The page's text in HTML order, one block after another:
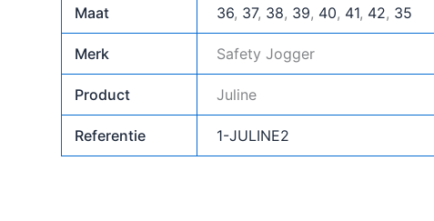
Maat 36, 37, 38, 39, 40, 41, 42, 35
Merk Safety Jogger
Product Juline
Referentie 1-JULINE2